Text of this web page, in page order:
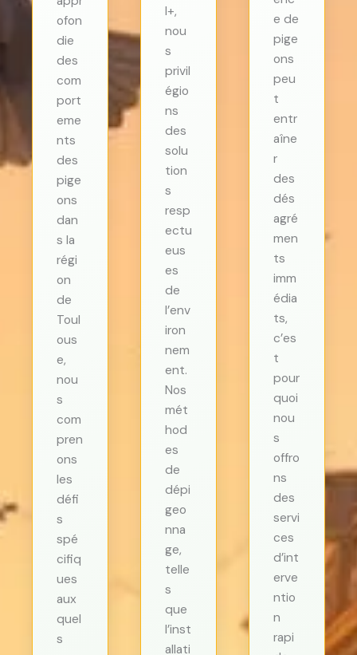
ofon
die
des
com
port
eme
nts
des
pige
ons
dan
s la
régi
on
de
Toul
ous
e,
nou
s
com
pren
ons
les
défi
s
spé
cifiq
ues
aux
quel
s
I+,
nou
s
privil
égio
ns
des
solu
tion
s
resp
ectu
eus
es
de
l’env
iron
nem
ent.
Nos
mét
hod
es
de
dépi
geo
nna
ge,
telle
s
que
l’inst
allati
e de
pige
ons
peu
t
entr
aîne
r
des
dés
agré
men
ts
imm
édia
ts,
c’es
t
pour
quoi
nou
s
offro
ns
des
servi
ces
d’int
erve
ntio
n
rapi